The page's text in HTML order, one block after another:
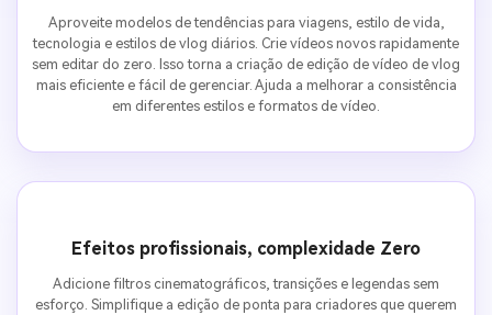
Aproveite modelos de tendências para viagens, estilo de vida,
tecnologia e estilos de vlog diários. Crie vídeos novos rapidamente
sem editar do zero. Isso torna a criação de edição de vídeo de vlog
mais eficiente e fácil de gerenciar. Ajuda a melhorar a consistência
em diferentes estilos e formatos de vídeo.
Efeitos profissionais, complexidade Zero
Adicione filtros cinematográficos, transições e legendas sem
esforço. Simplifique a edição de ponta para criadores que querem